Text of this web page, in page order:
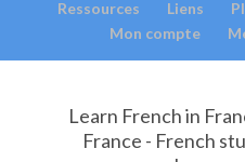
Ressources Liens
Mon compte
Learn French in
France - French